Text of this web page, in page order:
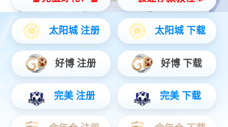
灵动 | 亲和 | 智能
查看更多